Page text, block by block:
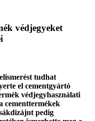
védjegyeket
tudhat
el cementgyártó
védjegyhasználati
cementtermékek
pedig